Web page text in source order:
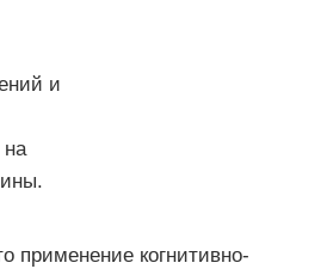
и
на
применение когнитивно-